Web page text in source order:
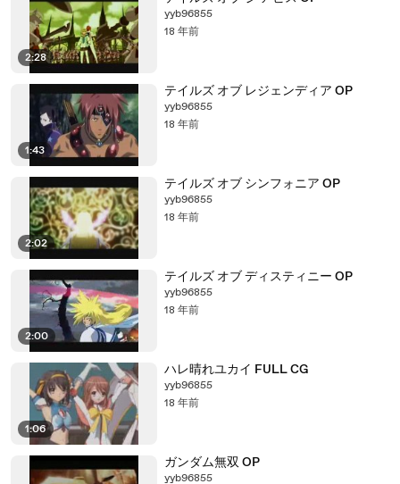
2:28
yyb96855
18 年前
1:43
テイルズ オブ レジェンディア OP
yyb96855
18 年前
2:02
テイルズ オブ シンフォニア OP
yyb96855
18 年前
2:00
テイルズ オブ ディスティニー OP
yyb96855
18 年前
1:06
ハレ晴れユカイ FULL CG
yyb96855
18 年前
ガンダム無双 OP
yyb96855